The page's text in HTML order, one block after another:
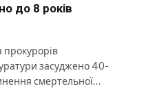
до 8 років
прокурорів
засуджено 40-
смертельної…